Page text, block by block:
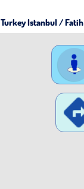
Turkey Istanbul / Fatih